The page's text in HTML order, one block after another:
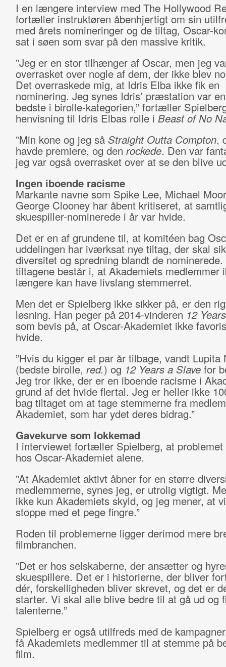
I en længere interview med The Hollywood
fortæller instruktøren åbenhjertigt om sin
med årets nomineringer og de tiltag, Oscar-
sat i søen som svar på den massive kritik.
”Jeg er en stor tilhænger af Oscar, men jeg
overrasket over nogle af dem, der ikke blev
Det overraskede mig, at Idris Elba ikke fik en
nominering. Jeg synes Idris’ præstation var
bedste i birolle-kategorien,” fortæller
henvisning til Idris Elbas rolle i Beast of No
”Min kone og jeg så Straight Outta Compton,
havde premiere, og den rockede. Den var
jeg var også overrasket over at se den blive
Ingen iboende racisme
Markante navne som Spike Lee, Michael
George Clooney har åbent kritiseret, at
skuespiller-nominerede i år var hvide.
Det er en af grundene til, at komitéen bag
uddelingen har iværksat nye tiltag, der skal
diversitet og spredning blandt de
tiltagene består i, at Akademiets medlemmer
længere kan have livslang stemmerret.
Men det er Spielberg ikke sikker på, er den
løsning. Han peger på 2014-vinderen 12
som bevis på, at Oscar-Akademiet ikke
hvide.
”Hvis du kigger et par år tilbage, vandt Lupita
(bedste birolle, red.) og 12 Years a Slavefor
Jeg tror ikke, der er en iboende racisme i
grund af det hvide flertal. Jeg er heller ikke
bag tiltaget om at tage stemmerne fra
Akademiet, som har ydet deres bidrag.”
Gavekurve som lokkemad
I interviewet fortæller Spielberg, at problemet
hos Oscar-Akademiet alene.
”At Akademiet aktivt åbner for en større
medlemmerne, synes jeg, er utrolig vigtigt.
ikke kun Akademiets skyld, og jeg mener, at
stoppe med et pege fingre.”
Roden til problemerne ligger derimod mere
filmbranchen.
”Det er hos selskaberne, der ansætter og
skuespillere. Det er i historierne, der bliver
dér, forskelligheden bliver skrevet, og det er
starter. Vi skal alle blive bedre til at gå ud og
talenterne.”
Spielberg er også utilfreds med de
få Akademiets medlemmer til at stemme på
film.